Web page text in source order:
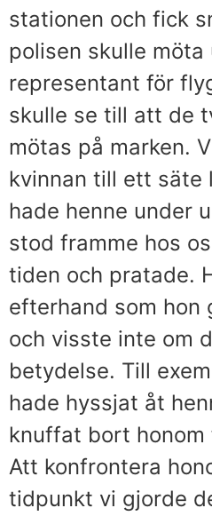
stationen och fick
polisen skulle möta
representant för
skulle se till att de
mötas på marken.
kvinnan till ett säte
hade henne under
stod framme hos
tiden och pratade.
efterhand som hon
och visste inte om
betydelse. Till
hade hyssjat åt
knuffat bort honom
Att konfrontera
tidpunkt vi gjorde